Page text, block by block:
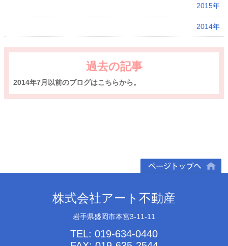
2015年
2014年
過去の記事
2014年7月以前のブログはこちらから。
株式会社アート不動産
岩手県盛岡市本宮3-11-11
TEL: 019-634-0440